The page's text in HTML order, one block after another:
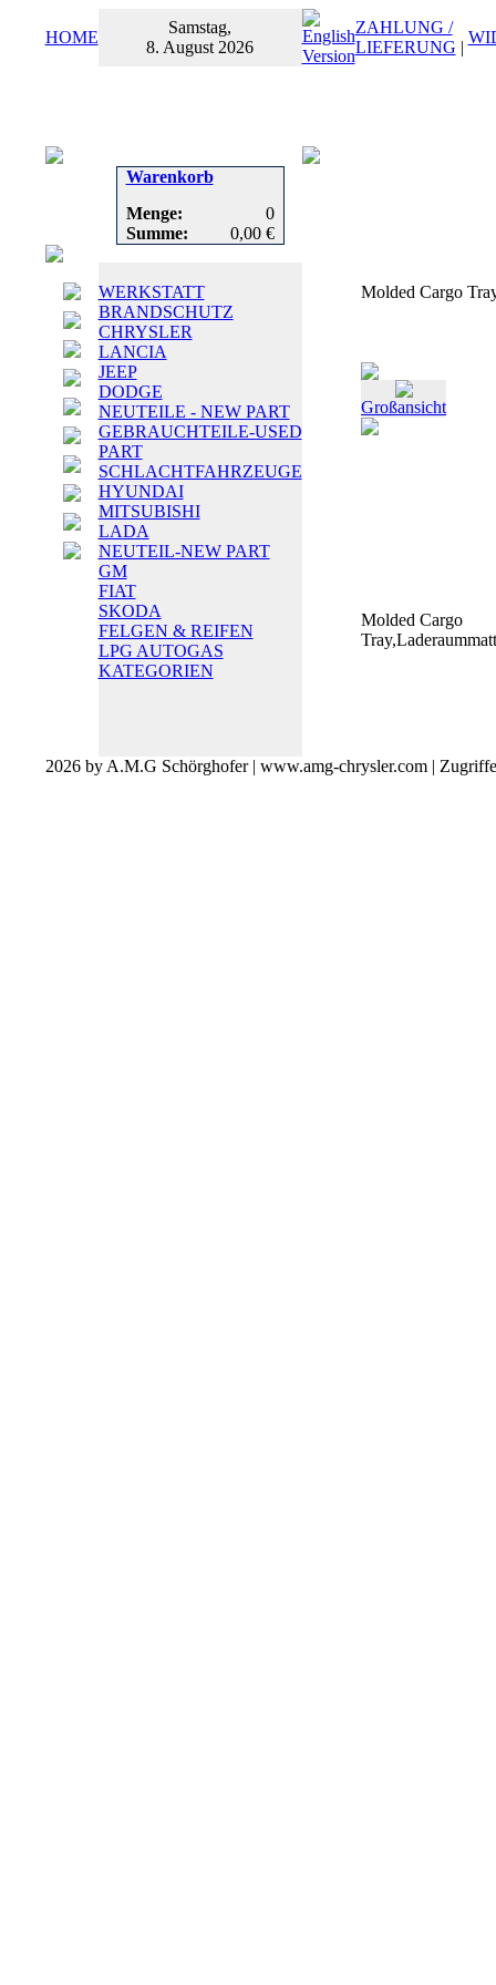
HOME
Samstag,
8. August 2026
ZAHLUNG /
LIEFERUNG |
Warenkorb
Menge:
0
Summe:
0,00 €
WERKSTATT
BRANDSCHUTZ
CHRYSLER
LANCIA
JEEP
DODGE
NEUTEILE - NEW PART
GEBRAUCHTEILE-USED
PART
SCHLACHTFAHRZEUGE
HYUNDAI
MITSUBISHI
LADA
NEUTEIL-NEW PART
GM
FIAT
SKODA
FELGEN & REIFEN
LPG AUTOGAS
KATEGORIEN
Molded Cargo
Großansicht
Molded Cargo
2026 by A.M.G Schörghofer | www.amg-chrysler.com |